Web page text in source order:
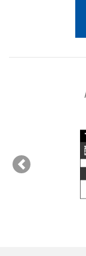
Previous